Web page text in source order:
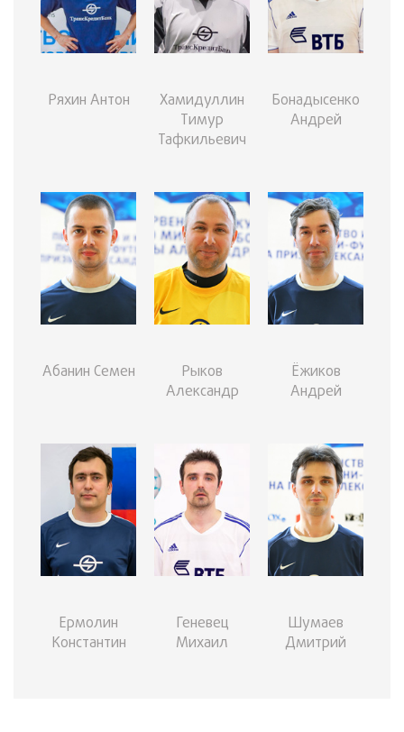
Ряхин Антон
Хамидуллин
Тимур
Тафкильевич
Бонадысенко
Андрей
Абанин Семен
Рыков
Александр
Ёжиков
Андрей
Ермолин
Константин
Геневец
Михаил
Шумаев
Дмитрий